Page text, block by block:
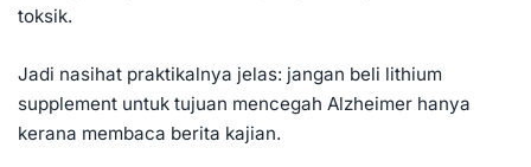
toksik.
Jadi nasihat praktikalnya jelas: jangan beli lithium
supplement untuk tujuan mencegah Alzheimer hanya
kerana membaca berita kajian.